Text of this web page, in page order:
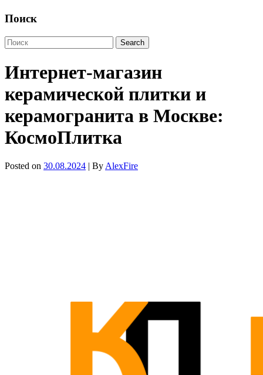
Поиск
Интернет-магазин
керамической плитки и
керамогранита в Москве:
КосмоПлитка
Posted on 30.08.2024 | By AlexFire